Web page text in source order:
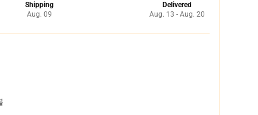
Shipping
Aug. 09
Delivered
Aug. 13 - Aug. 20